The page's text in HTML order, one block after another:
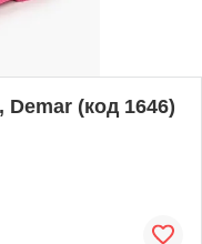
Demar (код 1646)